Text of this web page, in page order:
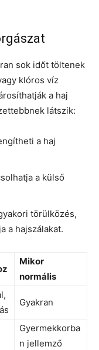
sok időt töltenek
klóros víz
a haj
látszik:
a haj
a külső
törülközés,
a hajszálakat.
Mikor
normális
Gyakran
Gyermekkorba
n jellemző